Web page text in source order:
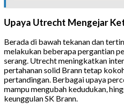
Upaya Utrecht Mengejar
Berada di bawah tekanan dan
melakukan beberapa pergantian
serang. Utrecht meningkatkan
pertahanan solid Brann tetap
pertandingan. Berbagai upaya
mampu mengubah kedudukan,
keunggulan SK Brann.